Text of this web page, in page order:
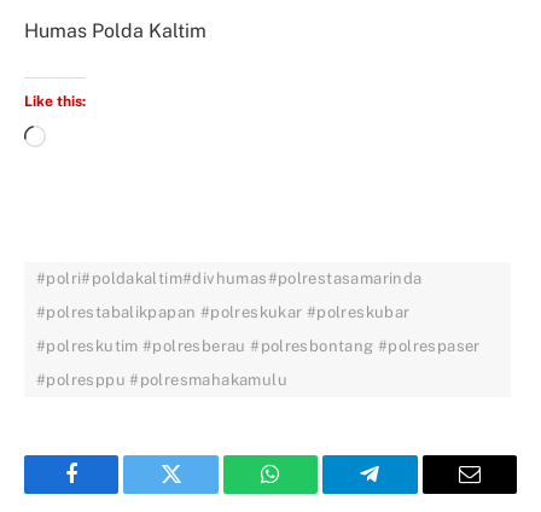
Humas Polda Kaltim
Like this:
#polri#poldakaltim#divhumas#polrestasamarinda
#polrestabalikpapan #polreskukar #polreskubar
#polreskutim #polresberau #polresbontang #polrespaser
#polresppu #polresmahakamulu
Facebook Twitter WhatsApp Telegram Email